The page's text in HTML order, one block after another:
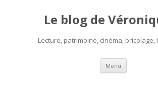
Le blog de
Lecture, patrimoine, cinéma,
Menu Aller
contenu